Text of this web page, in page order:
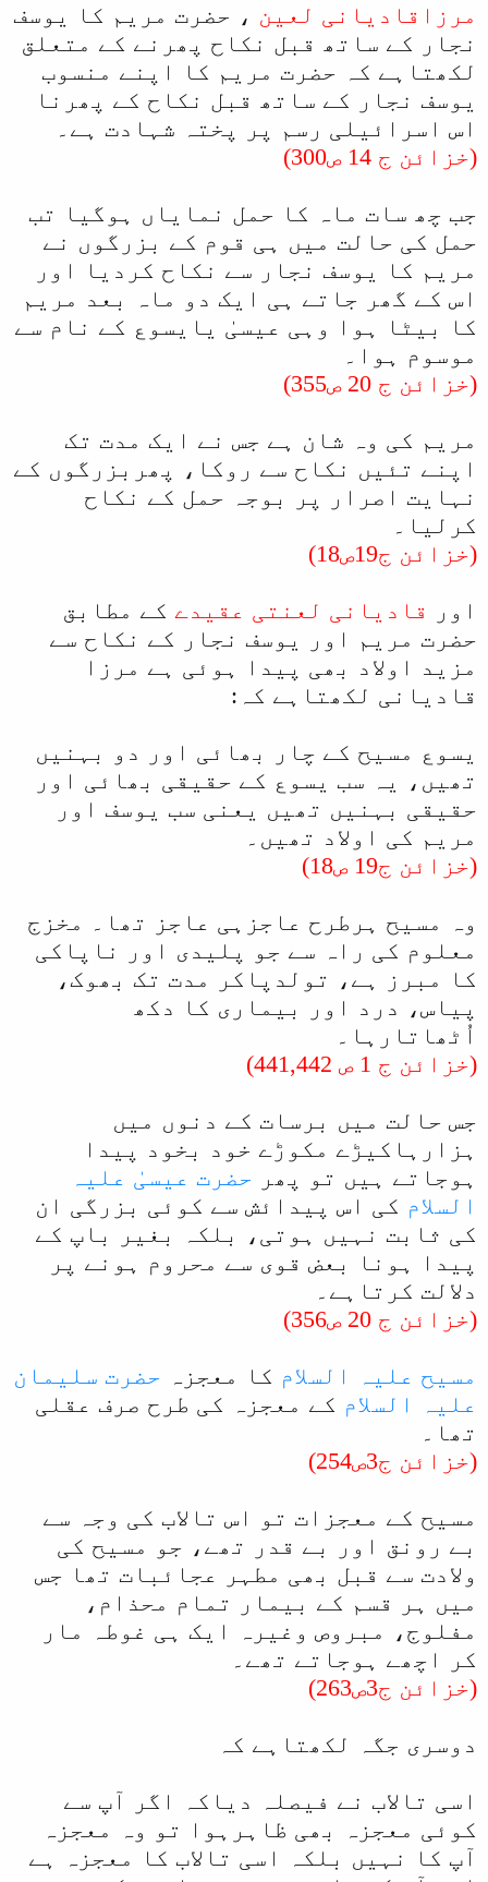
مرزاقادیانی لعین ، حضرت مریم کا یوسف
نجار کے ساتھ قبل نکاح پھرنے کے متعلق
لکھتاہے کہ حضرت مریم کا اپنے منسوب
یوسف نجار کے ساتھ قبل نکاح کے پھرنا
اس اسرائیلی رسم پر پختہ شہادت ہے۔
(خزائن ج 14 ص300)
جب چھ سات ماہ کا حمل نمایاں ہوگیا تب
حمل کی حالت میں ہی قوم کے بزرگوں نے
مریم کا یوسف نجار سے نکاح کردیا اور
اس کے گھر جاتے ہی ایک دو ماہ بعد مریم
کا بیٹا ہوا وہی عیسیٰ یایسوع کے نام سے
موسوم ہوا۔
(خزائن ج 20 ص355)
مریم کی وہ شان ہے جس نے ایک مدت تک
اپنے تئیں نکاح سے روکا، پھربزرگوں کے
نہایت اصرار پر بوجہ حمل کے نکاح
کرلیا۔
(خزائن ج19ص18)
اور قادیانی لعنتی عقیدے کے مطابق
حضرت مریم اور یوسف نجار کے نکاح سے
مزید اولاد بھی پیدا ہوئی ہے مرزا
قادیانی لکھتاہے کہ:
یسوع مسیح کے چار بھائی اور دو بہنیں
تھیں، یہ سب یسوع کے حقیقی بھائی اور
حقیقی بہنیں تھیں یعنی سب یوسف اور
مریم کی اولاد تھیں۔
(خزائن ج19 ص18)
وہ مسیح ہرطرح عاجزہی عاجز تھا۔ مخزج
معلوم کی راہ سے جو پلیدی اور ناپاکی
کا مبرز ہے، تولدپاکر مدت تک بھوک،
پیاس، درد اور بیماری کا دکھ
اُٹھاتارہا۔
(خزائن ج 1 ص 441,442)
جس حالت میں برسات کے دنوں میں
ہزارہاکیڑے مکوڑے خود بخود پیدا
ہوجاتے ہیں تو پھر حضرت عیسیٰ علیہ
السلام کی اس پیدائش سے کوئی بزرگی ان
کی ثابت نہیں ہوتی، بلکہ بغیر باپ کے
پیدا ہونا بعض قوی سے محروم ہونے پر
دلالت کرتاہے۔
(خزائن ج 20 ص356)
مسیح علیہ السلام کا معجزہ حضرت سلیمان
علیہ السلام کے معجزہ کی طرح صرف عقلی
تھا۔
(خزائن ج3ص254)
مسیح کے معجزات تو اس تالاب کی وجہ سے
بے رونق اور بے قدر تھے، جو مسیح کی
ولادت سے قبل بھی مطہر عجائبات تھا جس
میں ہر قسم کے بیمار تمام محذام،
مفلوج، مبروص وغیرہ ایک ہی غوطہ مار
کر اچھے ہوجاتے تھے۔
(خزائن ج3ص263)
دوسری جگہ لکھتاہے کہ
اسی تالاب نے فیصلہ دیاکہ اگر آپ سے
کوئی معجزہ بھی ظاہرہوا تو وہ معجزہ
آپ کا نہیں بلکہ اسی تالاب کا معجزہ ہے